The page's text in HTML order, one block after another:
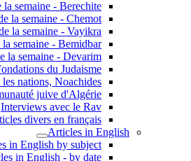
la semaine - Berechite
la semaine - Chemot
la semaine - Vayikra
la semaine - Bemidbar
la semaine - Devarim
du Judaisme
les nations, Noachides
juive d'Algérie
Interviews avec le Rav
divers en français
Articles in English
in English by subject
in English - by date